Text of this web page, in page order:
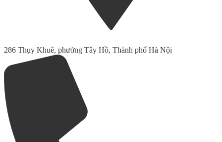
286 Thụy Khuê, phường Tây Hồ, Thành phố Hà Nội